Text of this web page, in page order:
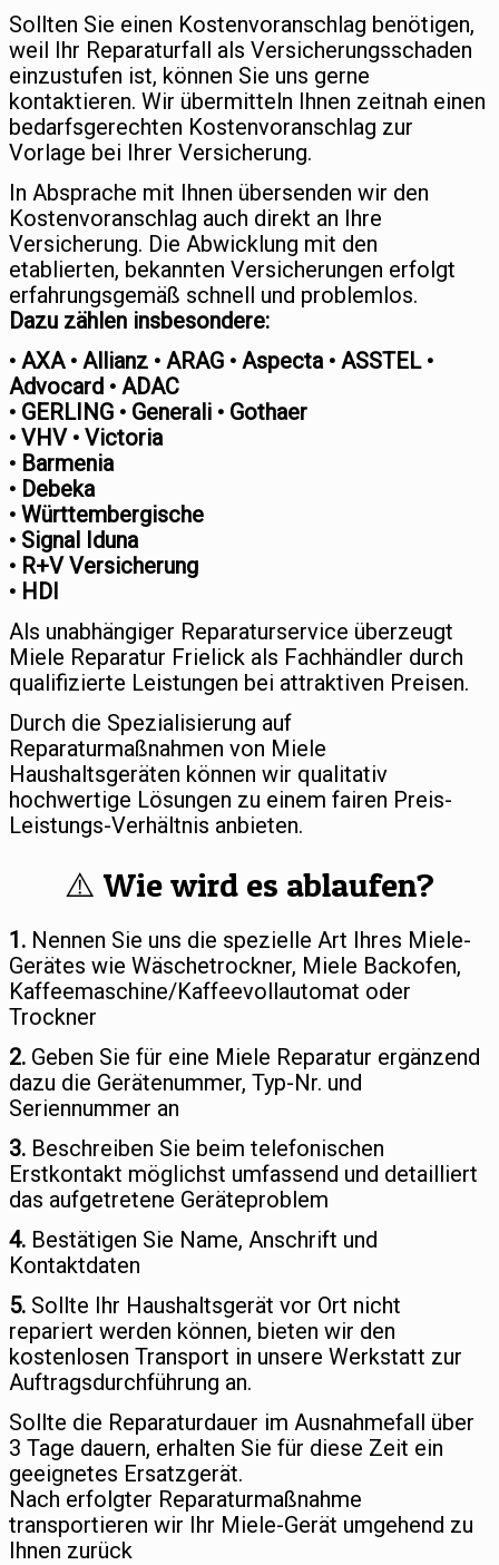
Sollten Sie einen Kostenvoranschlag benötigen,
weil Ihr Reparaturfall als Versicherungsschaden
einzustufen ist, können Sie uns gerne
kontaktieren. Wir übermitteln Ihnen zeitnah einen
bedarfsgerechten Kostenvoranschlag zur
Vorlage bei Ihrer Versicherung.
In Absprache mit Ihnen übersenden wir den
Kostenvoranschlag auch direkt an Ihre
Versicherung. Die Abwicklung mit den
etablierten, bekannten Versicherungen erfolgt
erfahrungsgemäß schnell und problemlos.
Dazu zählen insbesondere:
• AXA • Allianz • ARAG • Aspecta • ASSTEL •
Advocard • ADAC
• GERLING • Generali • Gothaer
• VHV • Victoria
• Barmenia
• Debeka
• Württembergische
• Signal Iduna
• R+V Versicherung
• HDI
Als unabhängiger Reparaturservice überzeugt
Miele Reparatur Frielick als Fachhändler durch
qualifizierte Leistungen bei attraktiven Preisen.
Durch die Spezialisierung auf
Reparaturmaßnahmen von Miele
Haushaltsgeräten können wir qualitativ
hochwertige Lösungen zu einem fairen Preis-
Leistungs-Verhältnis anbieten.
⚠️ Wie wird es ablaufen?
1. Nennen Sie uns die spezielle Art Ihres Miele-
Gerätes wie Wäschetrockner, Miele Backofen,
Kaffeemaschine/Kaffeevollautomat oder
Trockner
2. Geben Sie für eine Miele Reparatur ergänzend
dazu die Gerätenummer, Typ-Nr. und
Seriennummer an
3. Beschreiben Sie beim telefonischen
Erstkontakt möglichst umfassend und detailliert
das aufgetretene Geräteproblem
4. Bestätigen Sie Name, Anschrift und
Kontaktdaten
5. Sollte Ihr Haushaltsgerät vor Ort nicht
repariert werden können, bieten wir den
kostenlosen Transport in unsere Werkstatt zur
Auftragsdurchführung an.
Sollte die Reparaturdauer im Ausnahmefall über
3 Tage dauern, erhalten Sie für diese Zeit ein
geeignetes Ersatzgerät.
Nach erfolgter Reparaturmaßnahme
transportieren wir Ihr Miele-Gerät umgehend zu
Ihnen zurück